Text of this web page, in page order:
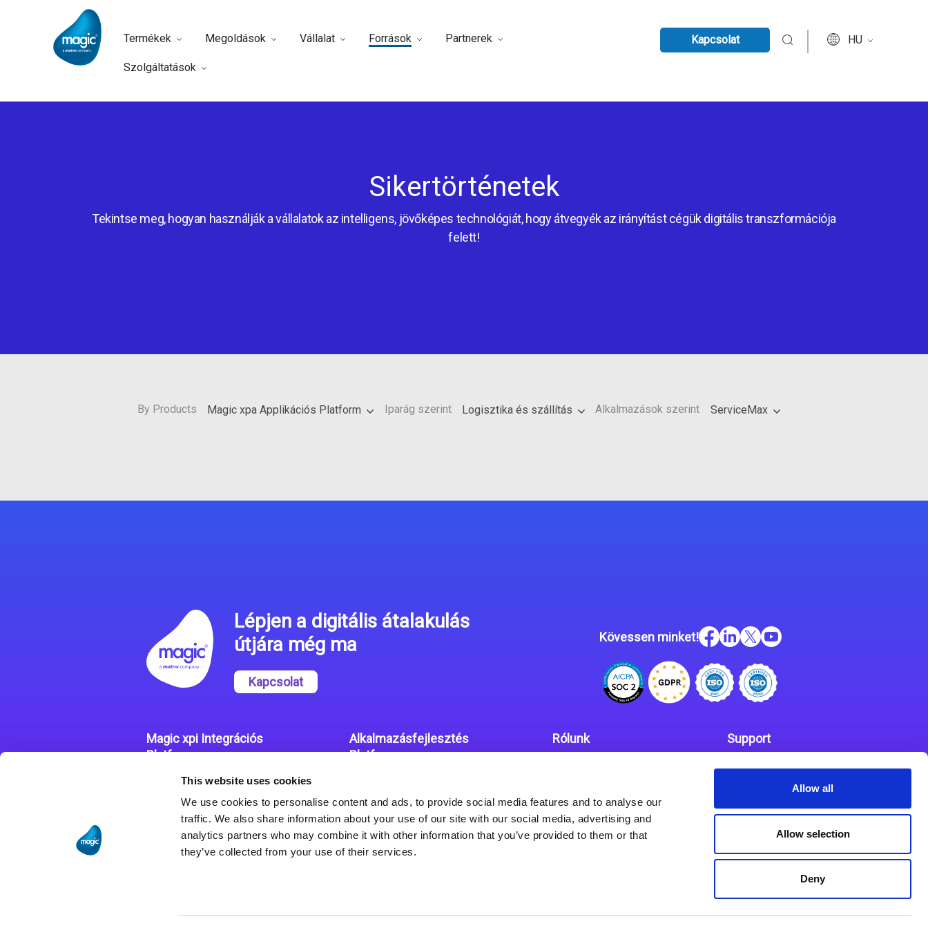
This website uses cookies
We use cookies to personalise content and ads, to provide social media features and to analyse our
traffic. We also share information about your use of our site with our social media, advertising and
analytics partners who may combine it with other information that you’ve provided to them or that
they’ve collected from your use of their services.
Allow all
Allow selection
Deny
Termékek Megoldások Vállalat Források Partnerek
Szolgáltatások
Kapcsolat HU
Sikertörténetek
Tekintse meg, hogyan használják a vállalatok az intelligens, jövőképes technológiát, hogy átvegyék az irányítást cégük digitális transzformációja
felett!
By Products Magic xpa Applikációs Platform Iparág szerint Logisztika és szállítás Alkalmazások szerint ServiceMax
Lépjen a digitális átalakulás
útjára még ma
Kapcsolat
Kövessen minket!
Magic xpi Integrációs
Platform
Integrációs Platform
Sikertörténetek
Alkalmazásfejlesztés
Platform
platform
Magic xpa Web Alkalmazás
Keretrendszer
Rólunk
Support
Kapcsolat